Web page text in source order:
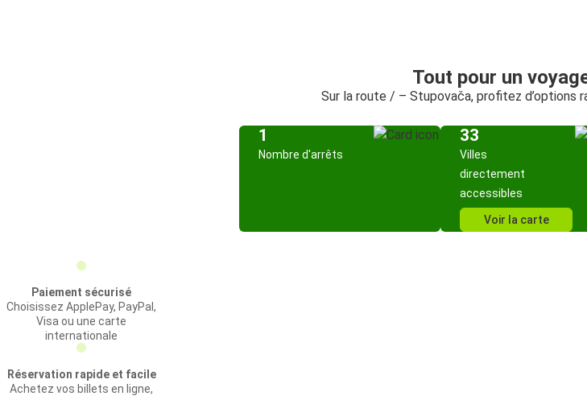
Tout pour un
Sur la route / – Stupovača, profitez d’options
1
Nombre d'arrêts
33
Villes
directement
accessibles
Voir la carte
Paiement sécurisé
Choisissez ApplePay, PayPal,
Visa ou une carte
internationale
Réservation rapide et facile
Achetez vos billets en ligne,